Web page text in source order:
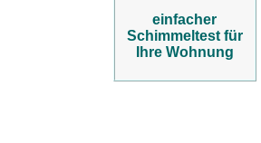
einfacher
Schimmeltest für
Ihre Wohnung